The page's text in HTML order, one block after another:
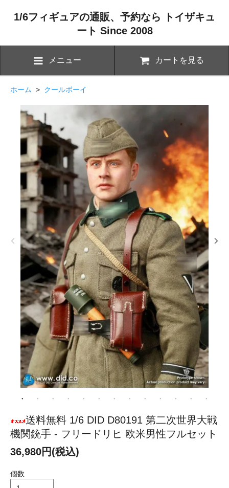
1/6フィギュアの通販、予約なら トイザキュ
ート Since 2008
メニュー カートを見る
ホーム > クールボーイ
送料無料 1/6 DID D80191 第二次世界大戦
機関銃手 - フリードリヒ 欧米男性フルセット
36,980円(税込)
個数